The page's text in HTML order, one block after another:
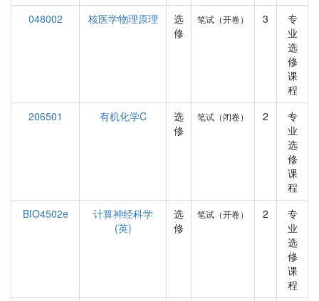
048002
核医学物理原理
选
修
笔试（开卷） 3
专
业
选
修
课
程
206501
有机化学C
选
修
笔试（闭卷） 2
专
业
选
修
课
程
BIO4502e
计算神经科学
(英)
选
修
笔试（开卷） 2
专
业
选
修
课
程